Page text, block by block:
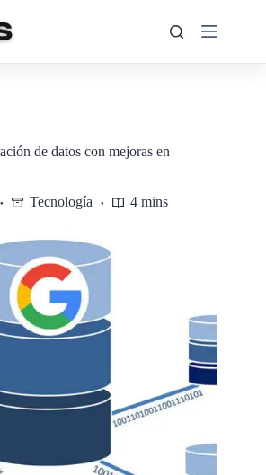
de datos con mejoras en
Tecnología 4 mins